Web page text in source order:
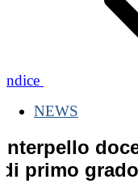
Indice
NEWS
Interpello
di primo